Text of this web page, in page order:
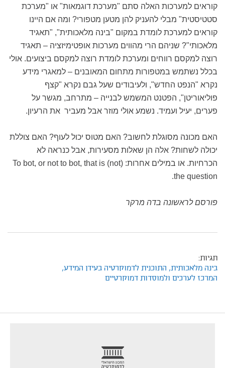
קוראים למערכות האלה סתם "מערכת דוגמאות" או "מערכת
סטטיסטית" מבלי להעניק להן מטען מטפורי? ומה אם היינו
קוראים למערכת לומדת במקום "בינה מלאכותית", "תאגיד
מלאכותי"? שניהם הרי מהווים מערכות אופטימיזציה – תאגיד
רוצה למקסם רווחים ומערכת לומדת רוצה למקסם ביצועים. אולי
בכלל נשתמש במטפורות מתחום המאובנים – למאגרי מידע
נקרא "הנפט החדש", ולעיבודים שעל גבם נקרא "קצף
פוליאוריטן", הפטנט המשמש לבנייה – מתרחב, מגשר על
פערים, יעיל ועמיד. נשמע אולי מוזר אבל מעביר את הרעיון.
האם מכונה מסוגלת לחשוב? האם מטוס יכול לעוף? האם צוללת
יכולה לשחות? אלה הן שאלות מסעירות, אבל כנראה לא
הכרחיות. או במילים אחרות: To bot, or not to bot, that is (not)
the question.
פורסם לראשונה בדה מרקר
תגיות:
בינה מלאכותית, התוכנית לדמוקרטיה בעידן המידע,
המרכז לערכים ולמוסדות דמוקרטיים